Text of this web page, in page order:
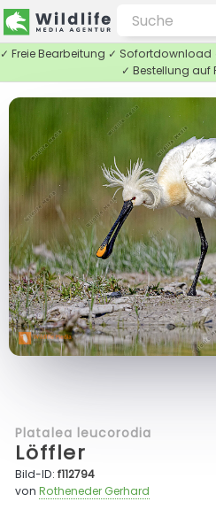
✓ Freie Bearbeitung ✓
✓ Bestellung auf
Platalea leucorodia
Löffler
Bild-ID:f112794
vonRotheneder Gerhard